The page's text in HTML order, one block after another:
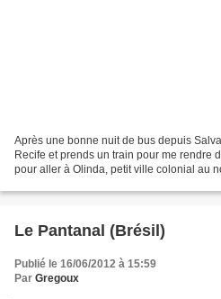
Après une bonne nuit de bus depuis
Recife et prends un train pour me rendre
pour aller à Olinda, petit ville colonial au
Le Pantanal (Brésil)
Publié le 16/06/2012 à 15:59
Par Gregoux